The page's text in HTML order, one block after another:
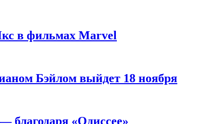
в фильмах Marvel
Бэйлом выйдет 18 ноября
благодаря «Одиссее»